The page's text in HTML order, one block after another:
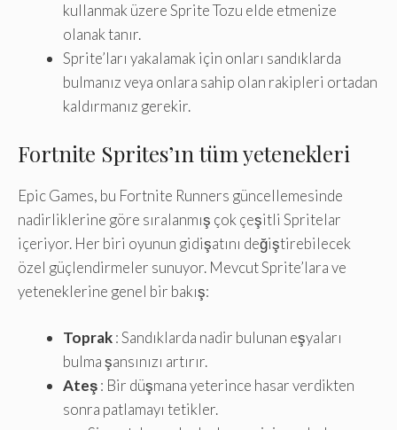
kullanmak üzere Sprite Tozu elde etmenize
olanak tanır.
Sprite’ları yakalamak için onları sandıklarda
bulmanız veya onlara sahip olan rakipleri ortadan
kaldırmanız gerekir.
Fortnite Sprites’ın tüm yetenekleri
Epic Games, bu Fortnite Runners güncellemesinde
nadirliklerine göre sıralanmış çok çeşitli Spritelar
içeriyor. Her biri oyunun gidişatını değiştirebilecek
özel güçlendirmeler sunuyor. Mevcut Sprite’lara ve
yeteneklerine genel bir bakış:
Toprak: Sandıklarda nadir bulunan eşyaları
bulma şansınızı artırır.
Ateş: Bir düşmana yeterince hasar verdikten
sonra patlamayı tetikler.